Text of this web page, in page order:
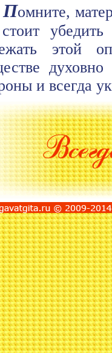
Помните,
этой
и всегда